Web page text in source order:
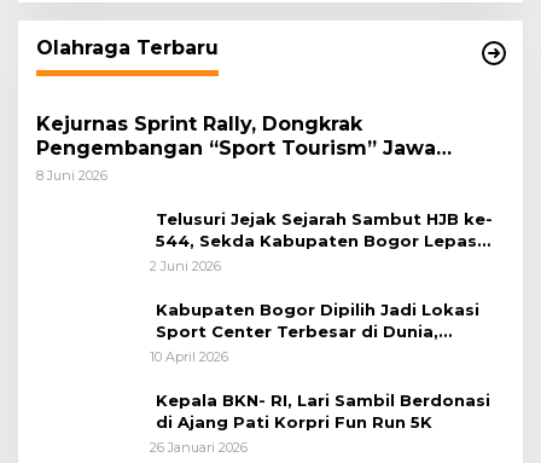
Olahraga Terbaru
Kejurnas Sprint Rally, Dongkrak
Pengembangan “Sport Tourism” Jawa
Tengah
8 Juni 2026
Telusuri Jejak Sejarah Sambut HJB ke-
544, Sekda Kabupaten Bogor Lepas
Gowes Napak Tilas Bogor
2 Juni 2026
Kabupaten Bogor Dipilih Jadi Lokasi
Sport Center Terbesar di Dunia,
Peluang Tingkatkan Pertumbuhan
10 April 2026
Kepala BKN- RI, Lari Sambil Berdonasi
di Ajang Pati Korpri Fun Run 5K
26 Januari 2026